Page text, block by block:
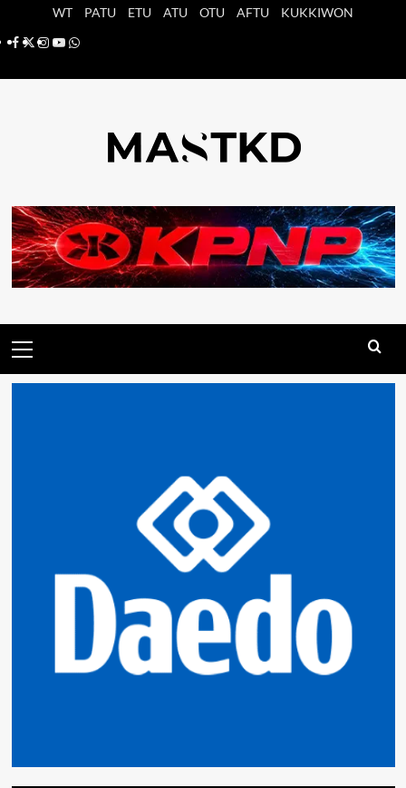
WT PATU ETU ATU OTU AFTU
KUKKIWON
Facebook
X Instagram
YouTube
Whatsapp
principal